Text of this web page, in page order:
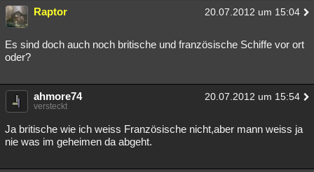
Menschen Mystery Kriminalfälle
Spiritualität Verschwörungen Technologie Ufologie
weitere Rubriken
Philosophie
Astronomie Helpdesk Gruppen
Musik Clash Verbesserungen Allmystery English
Raptor 20.07.2012 um 15:04
Es sind doch auch noch britische und französische Schiffe vor ort
oder?
ahmore74 20.07.2012 um 15:54
versteckt
Ja britische wie ich weiss Französische nicht,aber mann weiss ja
nie was im geheimen da abgeht.